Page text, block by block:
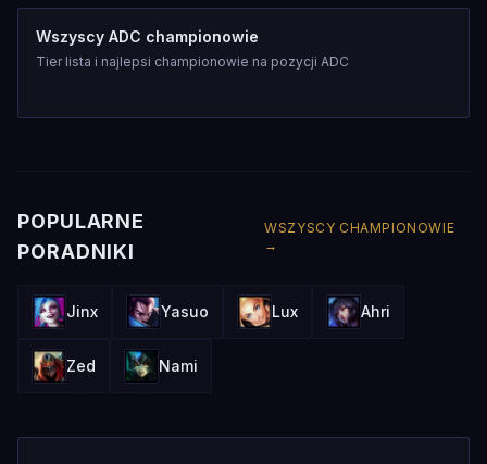
Wszyscy ADC championowie
Tier lista i najlepsi championowie na pozycji ADC
POPULARNE
PORADNIKI
WSZYSCY CHAMPIONOWIE
→
Jinx Yasuo Lux Ahri
Zed Nami